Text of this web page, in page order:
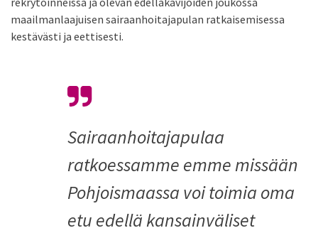
maailmanlaajuisen sairaanhoitajapulan ratkaisemisessa
kestävästi ja eettisesti.
Sairaanhoitajapulaa
ratkoessamme emme missään
Pohjoismaassa voi toimia oma
etu edellä kansainväliset